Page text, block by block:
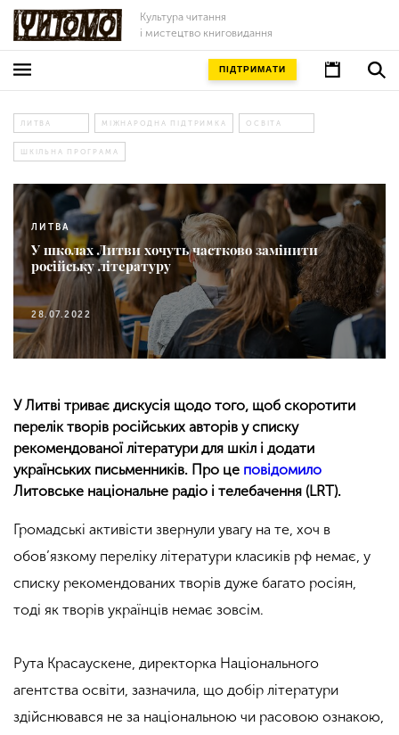
Культура читання
і мистецтво книговидання
ПІДТРИМАТИ
ЛИТВА МІЖНАРОДНА ПІДТРИМКА ОСВІТА
ШКІЛЬНА ПРОГРАМА
ЛИТВА
У школах Литви хочуть частково замінити
російську літературу
28.07.2022
У Литві триває дискусія щодо того, щоб скоротити
перелік творів російських авторів у списку
рекомендованої літератури для шкіл і додати
українських письменників. Про це повідомило
Литовське національне радіо і телебачення (LRT).
Громадські активісти звернули увагу на те, хоч в
обов’язкому переліку літератури класиків рф немає, у
списку рекомендованих творів дуже багато росіян,
тоді як творів українців немає зовсім.
Рута Красаускене, директорка Національного
агентства освіти, зазначила, що добір літератури
здійснювався не за національною чи расовою ознакою,